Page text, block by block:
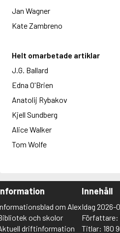
Jan Wagner
Kate Zambreno
Helt omarbetade artiklar
J.G. Ballard
Edna O'Brien
Anatolij Rybakov
Kjell Sundberg
Alice Walker
Tom Wolfe
om Alex
och skolor
driftinformation
Innehåll
Idag 2026-
Författare:
Titlar: 180